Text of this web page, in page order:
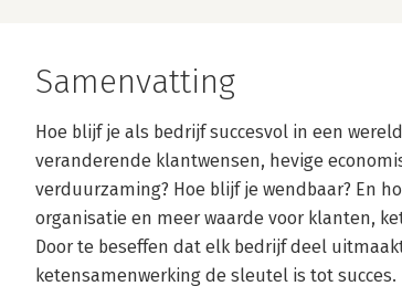
Samenvatting
Hoe blijf je als bedrijf succesvol in een
veranderende klantwensen, hevige
verduurzaming? Hoe blijf je wendbaar? En
organisatie en meer waarde voor klanten,
Door te beseffen dat elk bedrijf deel
ketensamenwerking de sleutel is tot succes.